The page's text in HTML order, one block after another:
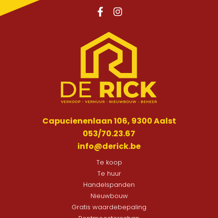
Capucienenlaan 106, 9300 Aalst
053/70.23.67
info@derick.be
Te koop
Te huur
Handelspanden
Nieuwbouw
Gratis waardebepaling